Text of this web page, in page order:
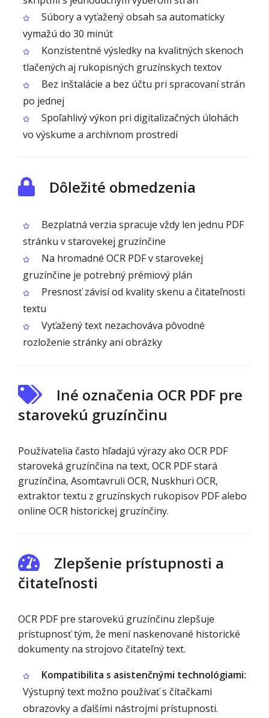
Súbory a vyťažený obsah sa automaticky
vymažú do 30 minút
Konzistentné výsledky na kvalitných skenoch
tlačených aj rukopisných gruzínskych textov
Bez inštalácie a bez účtu pri spracovaní strán
po jednej
Spoľahlivý výkon pri digitalizačných úlohách
vo výskume a archívnom prostredí
Dôležité obmedzenia
Bezplatná verzia spracuje vždy len jednu PDF
stránku v starovekej gruzínčine
Na hromadné OCR PDF v starovekej
gruzínčine je potrebný prémiový plán
Presnosť závisí od kvality skenu a čitateľnosti
textu
Vyťažený text nezachováva pôvodné
rozloženie stránky ani obrázky
Iné označenia OCR PDF pre
starovekú gruzínčinu
Používatelia často hľadajú výrazy ako OCR PDF
staroveká gruzínčina na text, OCR PDF stará
gruzínčina, Asomtavruli OCR, Nuskhuri OCR,
extraktor textu z gruzínskych rukopisov PDF alebo
online OCR historickej gruzínčiny.
Zlepšenie prístupnosti a
čitateľnosti
OCR PDF pre starovekú gruzínčinu zlepšuje
prístupnosť tým, že mení naskenované historické
dokumenty na strojovo čitateľný text.
Kompatibilita s asistenčnými technológiami:
Výstupný text možno používať s čítačkami
obrazovky a ďalšími nástrojmi prístupnosti.